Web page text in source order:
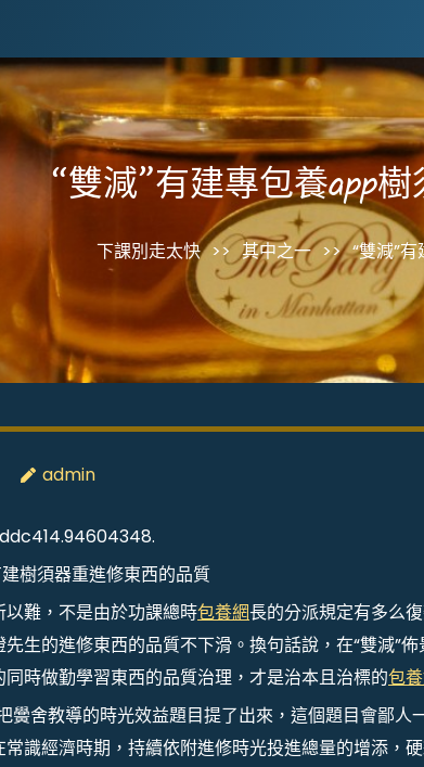
“雙減”有建專包養app
下課別走太快 >> 其中之一 >> “雙減”
admin
樹須器重進修東西的品質
難，不是由於功課總時包養網長的分派規定有多么
生的進修東西的品質不下滑。換句話說，在“雙減”
時做勤學習東西的品質治理，才是治本且治標的包
黌舍教導的時光效益題目提了出來，這個題目會鄙人
識經濟時期，持續依附進修時光投進總量的增添，